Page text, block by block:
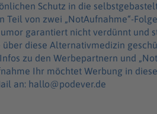
Schutz in die
Teil von zwei „NotAufnahme“-
garantiert nicht verdünnt und
diese Alternativmedizin geschüttelt. Hier
zu den Werbepartnern und
schalten?
an: hallo@podever.de